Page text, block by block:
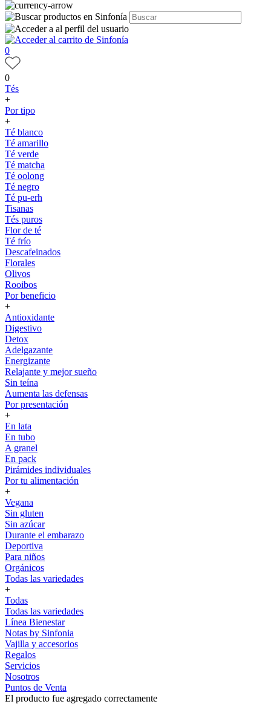
0
0
Tés
+
Por tipo
+
Té blanco
Té amarillo
Té verde
Té matcha
Té oolong
Té negro
Té pu-erh
Tisanas
Tés puros
Flor de té
Té frío
Descafeinados
Florales
Olivos
Rooibos
Por beneficio
+
Antioxidante
Digestivo
Detox
Adelgazante
Energizante
Relajante y mejor sueño
Sin teína
Aumenta las defensas
Por presentación
+
En lata
En tubo
A granel
En pack
Pirámides individuales
Por tu alimentación
+
Vegana
Sin gluten
Sin azúcar
Durante el embarazo
Deportiva
Para niños
Orgánicos
Todas las variedades
+
Todas
Todas las variedades
Línea Bienestar
Notas by Sinfonia
Vajilla y accesorios
Regalos
Servicios
Nosotros
Puntos de Venta
El producto fue agregado correctamente